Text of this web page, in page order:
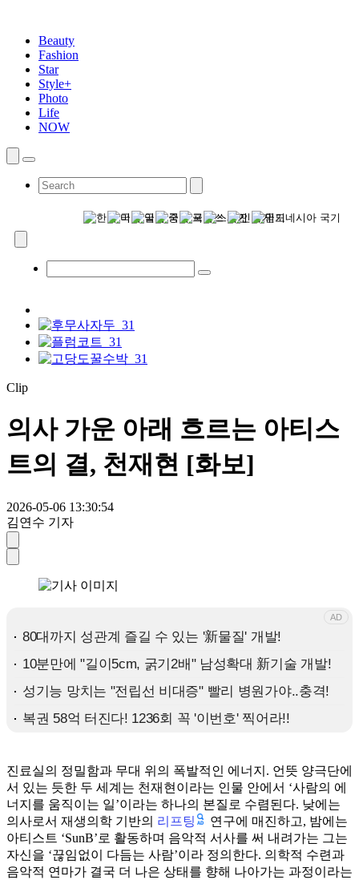
Beauty
Fashion
Star
Style+
Photo
Life
NOW
Clip
의사 가운 아래 흐르는 아티스
트의 결, 천재현 [화보]
2026-05-06 13:30:54
김연수 기자
진료실의 정밀함과 무대 위의 폭발적인 에너지. 언뜻 양극단에
서 있는 듯한 두 세계는 천재현이라는 인물 안에서 ‘사람의 에
너지를 움직이는 일’이라는 하나의 본질로 수렴된다. 낮에는
의사로서 재생의학 기반의 리프팅
연구에 매진하고, 밤에는
아티스트 ‘SunB’로 활동하며 음악적 서사를 써 내려가는 그는
자신을 ‘끊임없이 다듬는 사람’이라 정의한다. 의학적 수련과
음악적 연마가 결국 더 나은 상태를 향해 나아가는 과정이라는